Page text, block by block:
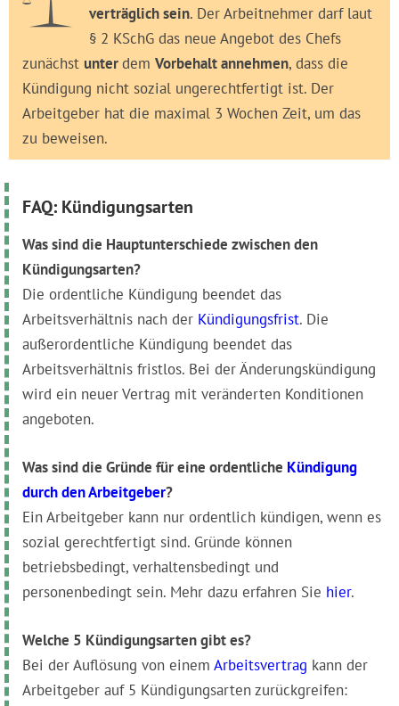
verträglich sein. Der Arbeitnehmer darf laut
§ 2 KSchG das neue Angebot des Chefs
zunächst unterdem Vorbehalt annehmen, dass die
Kündigung nicht sozial ungerechtfertigt ist. Der
Arbeitgeber hat die maximal 3 Wochen Zeit, um das
zu beweisen.
FAQ: Kündigungsarten
Was sind die Hauptunterschiede zwischen den
Kündigungsarten?
Die ordentliche Kündigung beendet das
Arbeitsverhältnis nach der Kündigungsfrist. Die
außerordentliche Kündigung beendet das
Arbeitsverhältnis fristlos. Bei der Änderungskündigung
wird ein neuer Vertrag mit veränderten Konditionen
angeboten.
Was sind die Gründe für eine ordentliche Kündigung
durch den Arbeitgeber?
Ein Arbeitgeber kann nur ordentlich kündigen, wenn es
sozial gerechtfertigt sind. Gründe können
betriebsbedingt, verhaltensbedingt und
personenbedingt sein. Mehr dazu erfahren Sie hier.
Welche 5 Kündigungsarten gibt es?
Bei der Auflösung von einem Arbeitsvertrag kann der
Arbeitgeber auf 5 Kündigungsarten zurückgreifen: